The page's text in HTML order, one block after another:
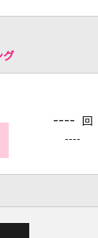
グ
---- 回
----